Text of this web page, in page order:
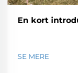
En kort
SE MERE